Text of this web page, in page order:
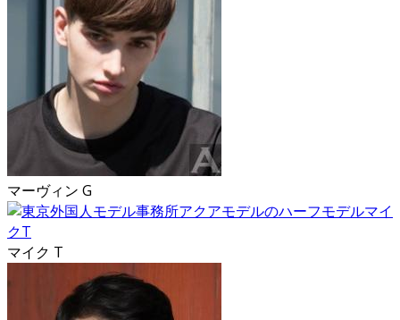
マーヴィン G
マイク T